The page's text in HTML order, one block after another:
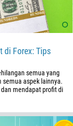
di Forex: Tips
semua yang
semua aspek lainnya.
mendapat profit di